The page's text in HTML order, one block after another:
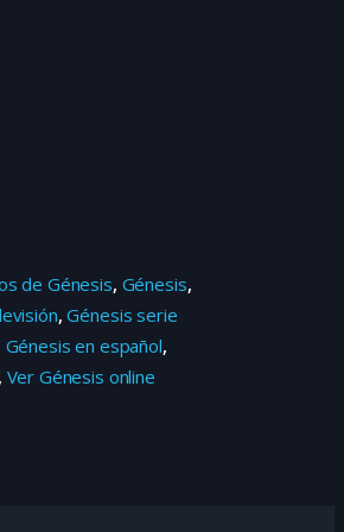
de Génesis, Génesis,
,Génesis serie
Génesis en español,
, Ver Génesis online